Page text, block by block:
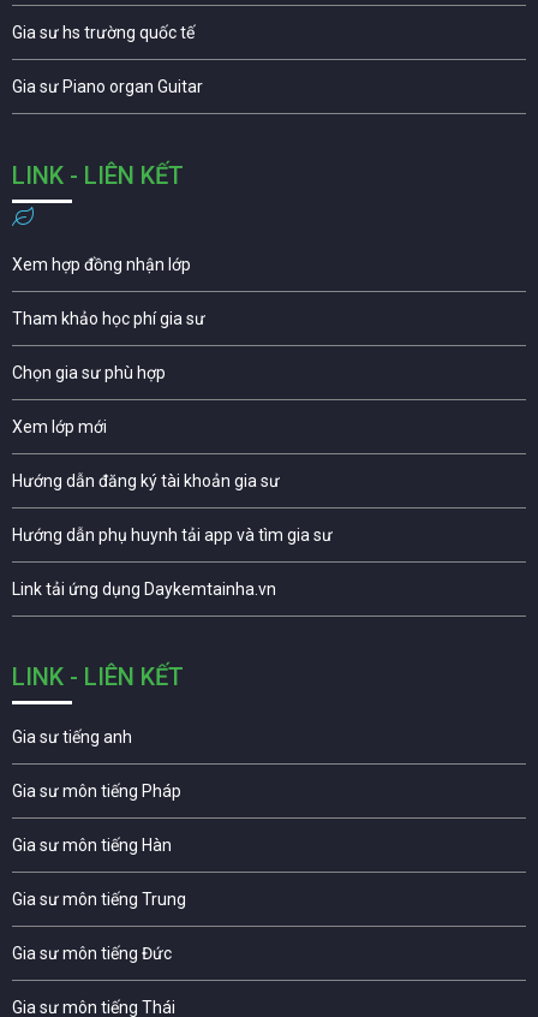
Gia sư hs trường quốc tế
Gia sư Piano organ Guitar
LINK - LIÊN KẾT
Xem hợp đồng nhận lớp
Tham khảo học phí gia sư
Chọn gia sư phù hợp
Xem lớp mới
Hướng dẫn đăng ký tài khoản gia sư
Hướng dẫn phụ huynh tải app và tìm gia sư
Link tải ứng dụng Daykemtainha.vn
LINK - LIÊN KẾT
Gia sư tiếng anh
Gia sư môn tiếng Pháp
Gia sư môn tiếng Hàn
Gia sư môn tiếng Trung
Gia sư môn tiếng Đức
Gia sư môn tiếng Thái